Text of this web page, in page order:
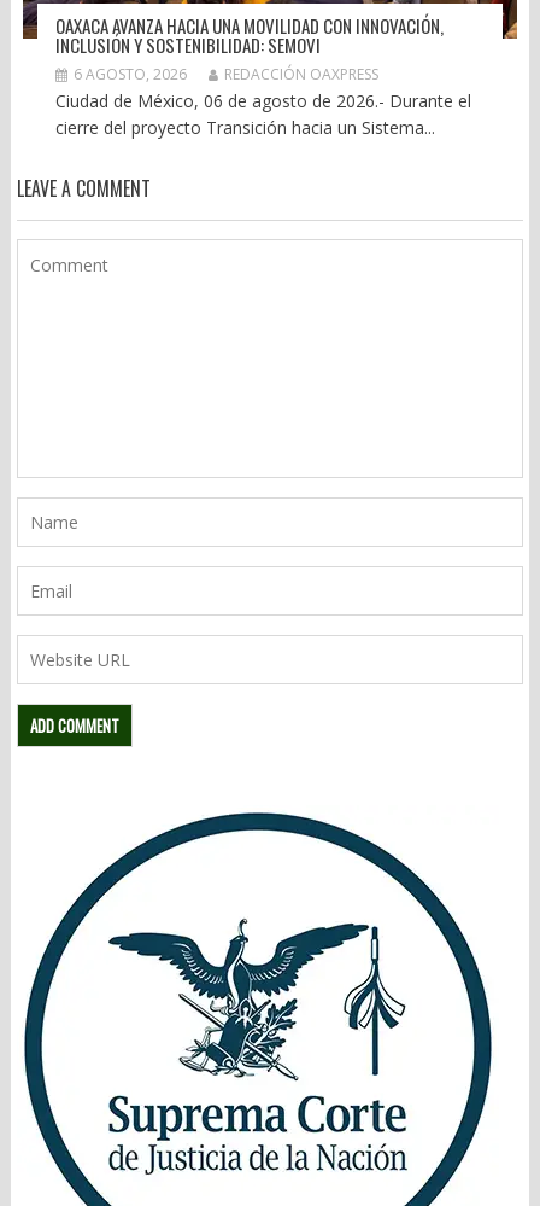
OAXACA AVANZA HACIA UNA MOVILIDAD CON INNOVACIÓN,
INCLUSIÓN Y SOSTENIBILIDAD: SEMOVI
6 AGOSTO, 2026 REDACCIÓN OAXPRESS
Ciudad de México, 06 de agosto de 2026.- Durante el
cierre del proyecto Transición hacia un Sistema...
LEAVE A COMMENT